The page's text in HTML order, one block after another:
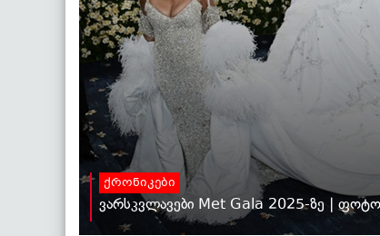
ქრონიკები
ვარსკვლავები Met Gala 2025-ზე |